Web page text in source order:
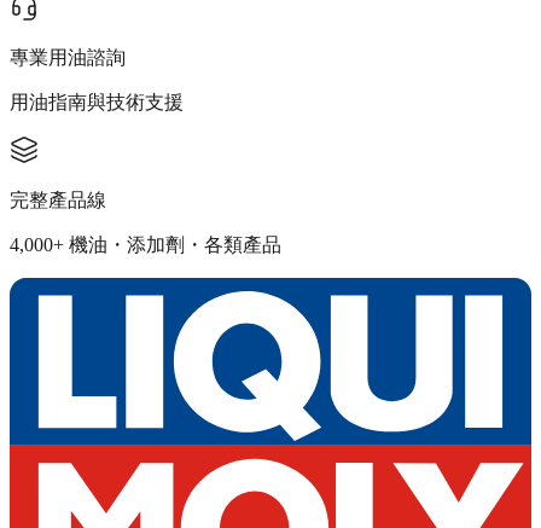
專業用油諮詢
用油指南與技術支援
完整產品線
4,000+ 機油・添加劑・各類產品